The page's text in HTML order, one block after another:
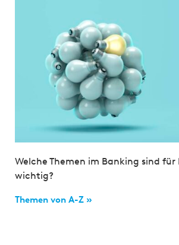
Welche Themen im Banking sind
wichtig?
Themen von A-Z »